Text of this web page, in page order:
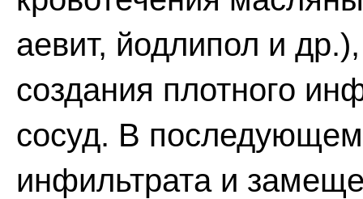
аевит, йодлипол и
создания плотного
сосуд. В
инфильтрата и